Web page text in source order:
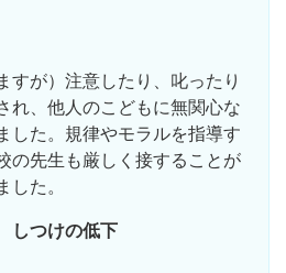
すが）注意したり、叱ったり
れ、他人のこどもに無関心な
した。規律やモラルを指導す
の先生も厳しく接することが
した。
しつけの低下